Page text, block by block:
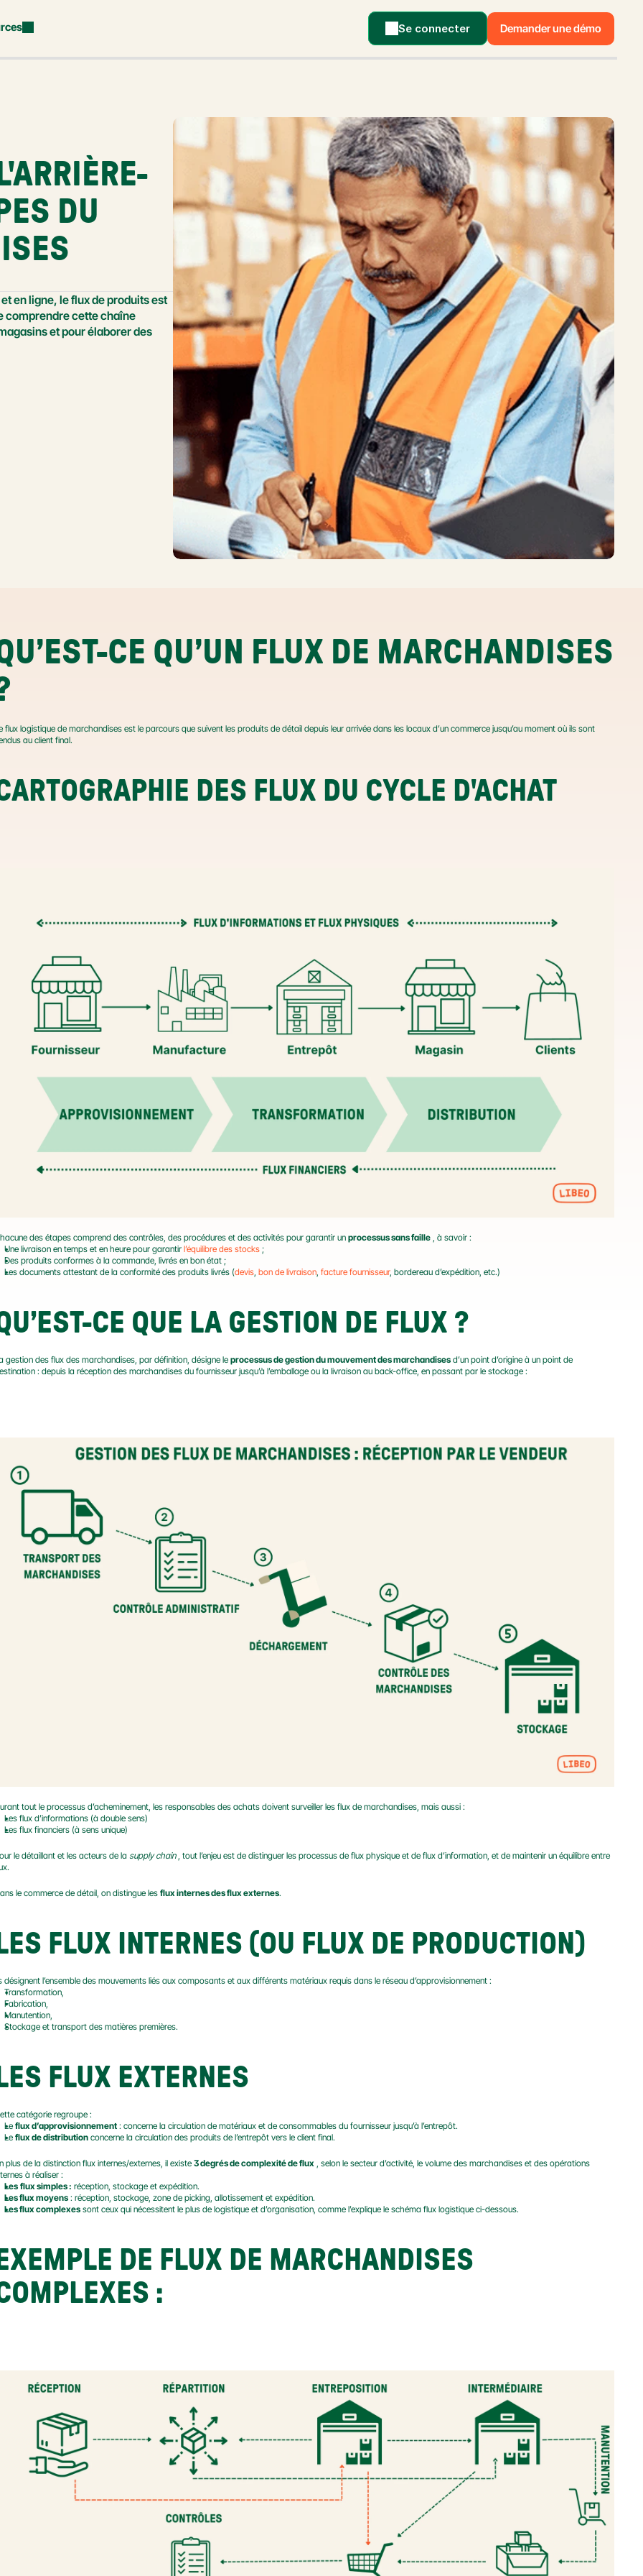
Se connecter Demander une démo
DU
en ligne, le flux de produits est
comprendre cette chaîne
et pour élaborer des
CE QU’UN FLUX DE MARCHANDISES
flux logistique de marchandises est le parcours que suivent les produits de détail depuis leur arrivée dans les locaux d’un commerce jusqu’au moment où ils sont
au client final.
DES FLUX DU CYCLE D'ACHAT
des étapes comprend des contrôles, des procédures et des activités pour garantir un processus sans faille , à savoir :
Une livraison en temps et en heure pour garantir l’équilibre des stocks ;
Des produits conformes à la commande, livrés en bon état ;
Les documents attestant de la conformité des produits livrés (devis bon de livraison facture fournisseur, bordereau d’expédition, etc.)
CE QUE LA GESTION DE FLUX ?
gestion des flux des marchandises, par définition, désigne le processus de gestion du mouvement des marchandises d’un point d’origine à un point de
: depuis la réception des marchandises du fournisseur jusqu’à l’emballage ou la livraison au back-office, en passant par le stockage :
tout le processus d’acheminement, les responsables des achats doivent surveiller les flux de marchandises, mais aussi :
Les flux d’informations (à double sens)
Les flux financiers (à sens unique)
le détaillant et les acteurs de la supply chain , tout l’enjeu est de distinguer les processus de flux physique et de flux d’information, et de maintenir un équilibre entre
le commerce de détail, on distingue les flux internes des flux externes.
FLUX INTERNES (OU FLUX DE PRODUCTION)
désignent l’ensemble des mouvements liés aux composants et aux différents matériaux requis dans le réseau d’approvisionnement :
Transformation,
Fabrication,
Manutention,
Stockage et transport des matières premières.
FLUX EXTERNES
catégorie regroupe :
Le flux d’approvisionnement : concerne la circulation de matériaux et de consommables du fournisseur jusqu’à l’entrepôt.
Le flux de distribution concerne la circulation des produits de l’entrepôt vers le client final.
plus de la distinction flux internes/externes, il existe 3 degrés de complexité de flux , selon le secteur d’activité, le volume des marchandises et des opérations
à réaliser :
Les flux simples : réception, stockage et expédition.
Les flux moyens : réception, stockage, zone de picking, allotissement et expédition.
Les flux complexes sont ceux qui nécessitent le plus de logistique et d’organisation, comme l’explique le schéma flux logistique ci-dessous.
DE FLUX DE MARCHANDISES
: